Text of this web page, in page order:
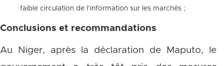
faible circulation de l’information sur les marchés ;
Conclusions et recommandations
Au Niger, après la déclaration de Maputo, le